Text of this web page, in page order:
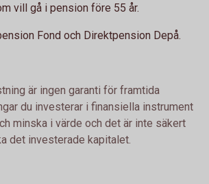
vill gå i pension före 55 år.
Fond och Direktpension Depå.
är ingen garanti för framtida
du investerar i finansiella instrument
minska i värde och det är inte säkert
det investerade kapitalet.